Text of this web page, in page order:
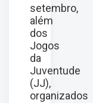
setembro,
além
dos
Jogos
da
Juventude
(JJ),
organizados